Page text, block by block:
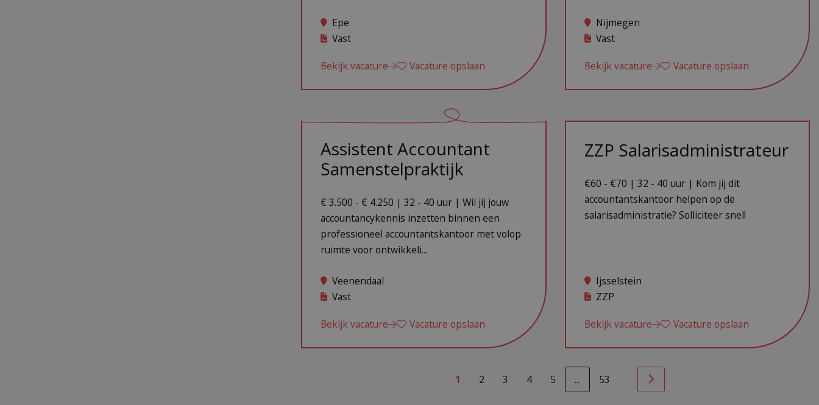
Epe
Vast
Bekijk vacature Vacature opslaan
Nijmegen
Vast
Bekijk vacature Vacature opslaan
Assistent Accountant
Samenstelpraktijk
€ 3.500 - € 4.250 | 32 - 40 uur | Wil jij jouw
accountancykennis inzetten binnen een
professioneel accountantskantoor met volop
ruimte voor ontwikkeli...
Veenendaal
Vast
Bekijk vacature Vacature opslaan
ZZP Salarisadministrateur
€60 - €70 | 32 - 40 uur | Kom jij dit
accountantskantoor helpen op de
salarisadministratie? Solliciteer snel!
Ijsselstein
ZZP
Bekijk vacature Vacature opslaan
1 2 3 4 5 ... 53